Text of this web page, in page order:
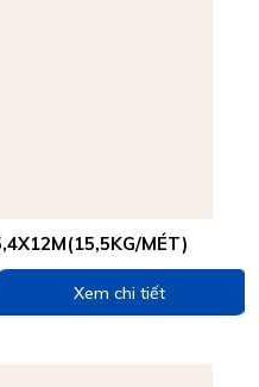
MÉT)
Xem chi tiết